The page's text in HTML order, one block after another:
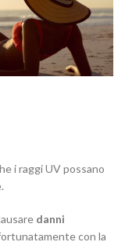
i raggi UV possano
danni
con la